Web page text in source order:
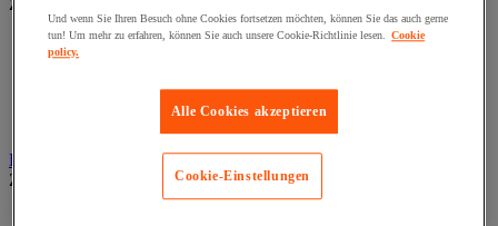
Bänke und Zubehör für Garderobe
Schränke für IT Geräte und Post
Spinde mit mehreren Fächern
Hallenbüros, Kabinen und Trennwände
Zur gesamten Produktgruppe
Und wenn Sie Ihren Besuch ohne Cookies fortsetzen möchten, können Sie das auch gerne
tun! Um mehr zu erfahren, können Sie auch unsere Cookie-Richtlinie lesen.
Cookie
policy.
Alle Cookies akzeptieren
Cookie-Einstellungen